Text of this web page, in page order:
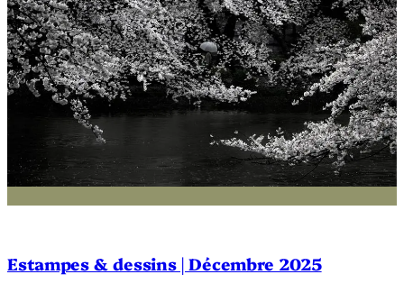
Estampes & dessins | Décembre 2025